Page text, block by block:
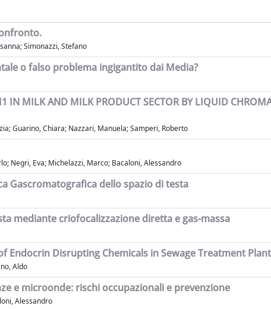
Simonazzi, Stefano
o falso problema ingigantito dai Media?
MILK AND MILK PRODUCT SECTOR BY LIQUID
Guarino, Chiara; Nazzari, Manuela; Samperi, Roberto
Negri, Eva; Michelazzi, Marco; Bacaloni, Alessandro
Gascromatografica dello spazio di testa
mediante criofocalizzazione diretta e gas-massa
Disrupting Chemicals in Sewage Treatment
Aldo
e microonde: rischi occupazionali e prevenzione
Alessandro